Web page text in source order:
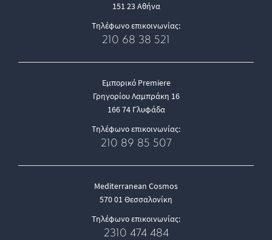
151 23 Αθήνα
Τηλέφωνο επικοινωνίας:
210 68 38 521
Εμπορικό Premiere
Γρηγορίου Λαμπράκη 16
166 74 Γλυφάδα
Τηλέφωνο επικοινωνίας:
210 89 85 507
Mediterranean Cosmos
570 01 Θεσσαλονίκη
Τηλέφωνο επικοινωνίας:
2310 474 484